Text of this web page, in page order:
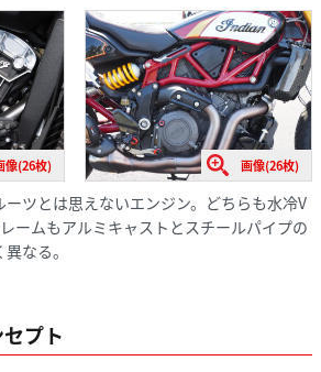
像(26枚) 画像(26枚)
ツとは思えないエンジン。どちらも水冷V
ームもアルミキャストとスチールパイプの
なる。
プト